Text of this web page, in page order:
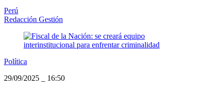
Perú
Redacción Gestión
Política
29/09/2025
16:50